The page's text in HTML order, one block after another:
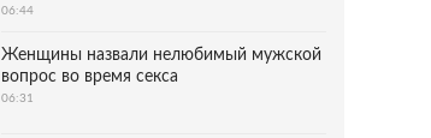
06:44
Женщины назвали нелюбимый мужской
вопрос во время секса
06:31